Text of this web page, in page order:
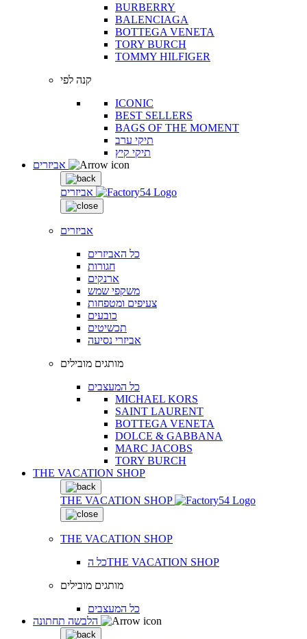
BURBERRY
BALENCIAGA
BOTTEGA VENETA
TORY BURCH
TOMMY HILFIGER
קנה לפי
ICONIC
BEST SELLERS
BAGS OF THE MOMENT
תיקי ערב
תיקי קיץ
אביזרים
אביזרים
כל האביזרים
חגורות
ארנקים
משקפי שמש
צעיפים ומטפחות
כובעים
תכשיטים
אביזרי נסיעה
מותגים מובילים
כל המעצבים
MICHAEL KORS
SAINT LAURENT
BOTTEGA VENETA
DOLCE & GABBANA
MARC JACOBS
TORY BURCH
THE VACATION SHOP
THE VACATION SHOP
THE VACATION SHOP
כל הTHE VACATION SHOP
מותגים מובילים
כל המעצבים